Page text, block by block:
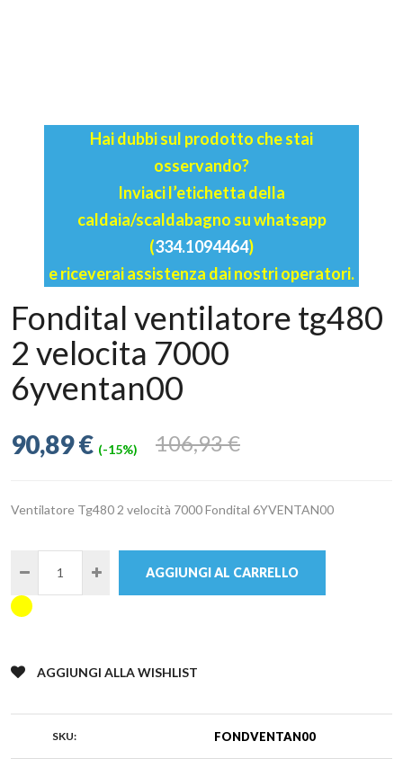
Hai dubbi sul prodotto che stai
osservando?
Inviaci l’etichetta della
caldaia/scaldabagno su whatsapp
(334.1094464)
e riceverai assistenza dai nostri operatori.
Fondital ventilatore tg480
2 velocita 7000
6yventan00
106,93 €
90,89 € (-15%)
Ventilatore Tg480 2 velocità 7000 Fondital 6YVENTAN00
AGGIUNGI AL CARRELLO
AGGIUNGI ALLA WISHLIST
SKU: FONDVENTAN00